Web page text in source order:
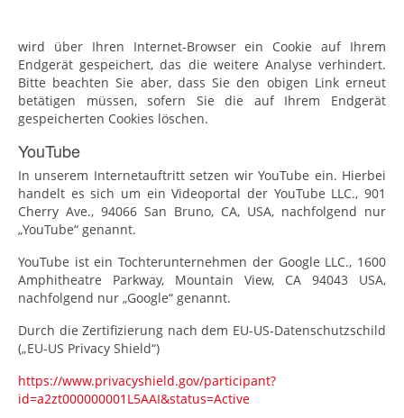
wird über Ihren Internet-Browser ein Cookie auf Ihrem
Endgerät gespeichert, das die weitere Analyse verhindert.
Bitte beachten Sie aber, dass Sie den obigen Link erneut
betätigen müssen, sofern Sie die auf Ihrem Endgerät
gespeicherten Cookies löschen.
YouTube
In unserem Internetauftritt setzen wir YouTube ein. Hierbei
handelt es sich um ein Videoportal der YouTube LLC., 901
Cherry Ave., 94066 San Bruno, CA, USA, nachfolgend nur
„YouTube“ genannt.
YouTube ist ein Tochterunternehmen der Google LLC., 1600
Amphitheatre Parkway, Mountain View, CA 94043 USA,
nachfolgend nur „Google“ genannt.
Durch die Zertifizierung nach dem EU-US-Datenschutzschild
(„EU-US Privacy Shield“)
https://www.privacyshield.gov/participant?
id=a2zt000000001L5AAI&status=Active